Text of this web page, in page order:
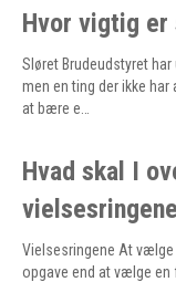
Hvor vigtig
Sløret Brudeudstyret
men en ting der ikke
at bære e…
Hvad skal I
Vielsesringene At vælge
opgave end at vælge en